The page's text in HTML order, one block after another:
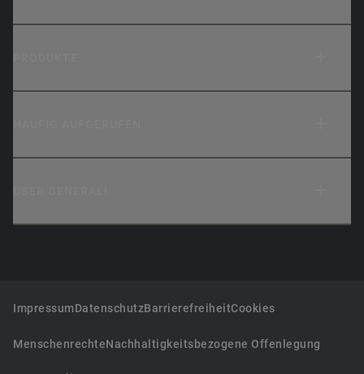
ImpressumDatenschutzBarrierefreiheitCookies
MenschenrechteNachhaltigkeitsbezogene Offenlegung